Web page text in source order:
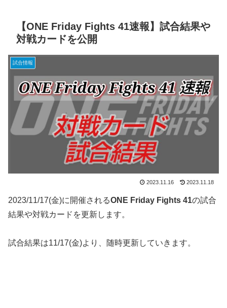
【ONE Friday Fights 41速報】試合結果や
対戦カードを公開
試合情報
2023.11.16 2023.11.18
2023/11/17(金)に開催されるONE Friday Fights 41の試合
結果や対戦カードを更新します。
試合結果は11/17(金)より、随時更新していきます。